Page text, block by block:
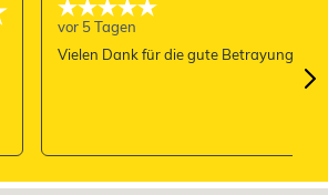
vor 5 Tagen
Vielen Dank für die gute Betrayung